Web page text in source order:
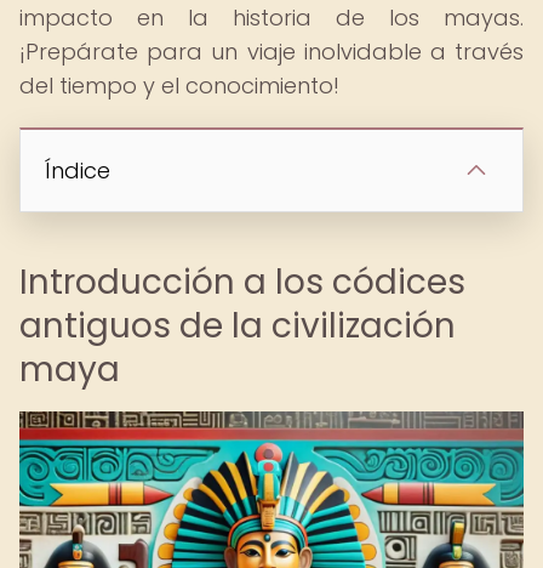
impacto en la historia de los mayas.
¡Prepárate para un viaje inolvidable a través
del tiempo y el conocimiento!
Índice
Introducción a los códices
antiguos de la civilización
maya